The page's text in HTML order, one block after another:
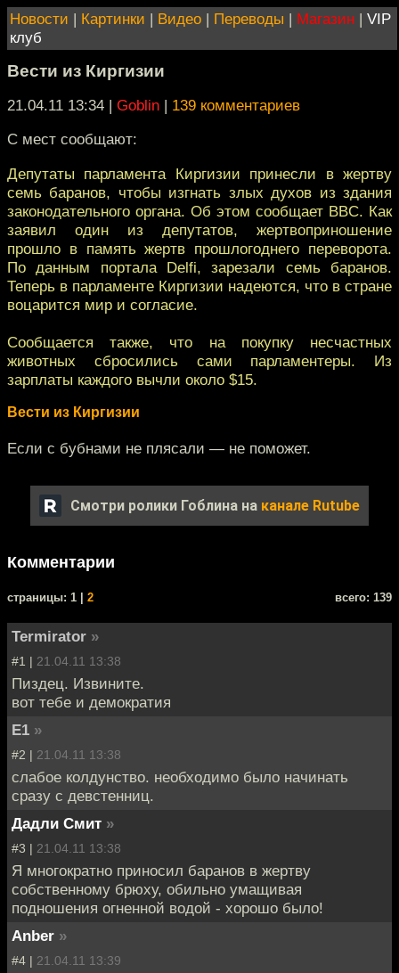
Новости | Картинки | Видео | Переводы | Магазин | VIP
клуб
Вести из Киргизии
21.04.11 13:34 | Goblin | 139 комментариев
C мест сообщают:
Депутаты парламента Киргизии принесли в жертву
семь баранов, чтобы изгнать злых духов из здания
законодательного органа. Об этом сообщает BBC. Как
заявил один из депутатов, жертвоприношение
прошло в память жертв прошлогоднего переворота.
По данным портала Delfi, зарезали семь баранов.
Теперь в парламенте Киргизии надеются, что в стране
воцарится мир и согласие.
Сообщается также, что на покупку несчастных
животных сбросились сами парламентеры. Из
зарплаты каждого вычли около $15.
Вести из Киргизии
Если с бубнами не плясали — не поможет.
Смотри ролики Гоблина на канале Rutube
Комментарии
cтраницы: 1 | 2 всего: 139
Termirator »
#1 | 21.04.11 13:38
Пиздец. Извините.
вот тебе и демократия
E1 »
#2 | 21.04.11 13:38
слабое колдунство. необходимо было начинать
сразу с девстенниц.
Дадли Смит »
#3 | 21.04.11 13:38
Я многократно приносил баранов в жертву
собственному брюху, обильно умащивая
подношения огненной водой - хорошо было!
Anber »
#4 | 21.04.11 13:39